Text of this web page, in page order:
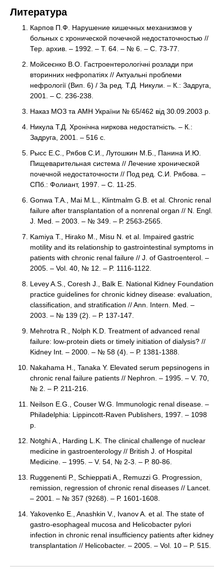
Литература
Карпов П.Ф. Нарушение кишечных механизмов у
больных с хронической почечной недостаточностью //
Тер. архив. – 1992. – Т. 64. – № 6. – С. 73-77.
Мойсеєнко В.О. Гастроентерологічні розлади при
вторинних нефропатіях // Актуальні проблеми
нефрології (Вип. 6) / За ред. Т.Д. Никули. – К.: Задруга,
2001. – С. 236-238.
Наказ МОЗ та АМН України № 65/462 від 30.09.2003 р.
Никула Т.Д. Хронічна ниркова недостатність. – К.:
Задруга, 2001. – 516 с.
Рысс Е.С., Рябов С.И., Лутошкин М.Б., Панина И.Ю.
Пищеварительная система // Лечение хронической
почечной недостаточности // Под ред. С.И. Рябова. –
СПб.: Фолиант, 1997. – С. 11-25.
Gonwa T.A., Mai M.L., Klintmalm G.B. et al. Chronic renal
failure after transplantation of a nonrenal organ // N. Engl.
J. Med. – 2003. – № 349. – Р. 2563-2565.
Kamiya T., Hirako M., Misu N. et al. Impaired gastric
motility and its relationship to gastrointestinal symptoms in
patients with chronic renal failure // J. of Gastroenterol. –
2005. – Vol. 40, № 12. – P. 1116-1122.
Levey A.S., Coresh J., Balk E. National Kidney Foundation
practice guidelines for chronic kidney disease: evaluation,
classification, and stratification // Ann. Intern. Med. –
2003. – № 139 (2). – Р. 137-147.
Mehrotra R., Nolph K.D. Treatment of advanced renal
failure: low-protein diets or timely initiation of dialysis? //
Kidney Int. – 2000. – № 58 (4). – Р. 1381-1388.
Nakahama H., Tanaka Y. Elevated serum pepsinogens in
chronic renal failure patients // Nephron. – 1995. – V. 70,
№ 2. – Р. 211-216.
Neilson E.G., Couser W.G. Immunologic renal disease. –
Philadelphia: Lippincott-Raven Publishers, 1997. – 1098
p.
Notghi A., Harding L.K. The clinical challenge of nuclear
medicine in gastroenterology // British J. of Hospital
Medicine. – 1995. – V. 54, № 2-3. – Р. 80-86.
Ruggenenti P., Schieppati A., Remuzzi G. Progression,
remission, regression of chronic renal diseases // Lancet.
– 2001. – № 357 (9268). – Р. 1601-1608.
Yakovenko E., Anashkin V., Ivanov A. et al. The state of
gastro-esophageal mucosa and Helicobacter pylori
infection in chronic renal insufficiency patients after kidney
transplantation // Helicobacter. – 2005. – Vol. 10 – P. 515.